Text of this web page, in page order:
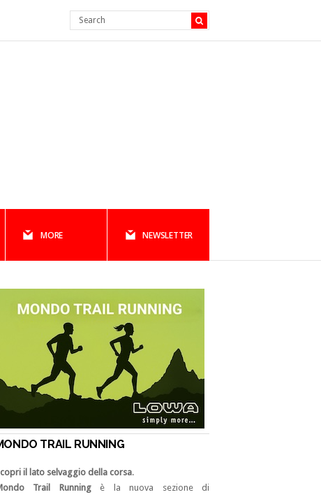
MORE NEWSLETTER
TRAIL RUNNING
il lato selvaggio della corsa.
Trail Runningè la nuova sezione di